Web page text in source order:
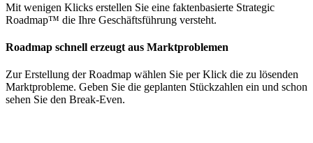
Mit wenigen Klicks erstellen Sie eine faktenbasierte Strategic
Roadmap™ die Ihre Geschäftsführung versteht.
Roadmap schnell erzeugt aus Marktproblemen
Zur Erstellung der Roadmap wählen Sie per Klick die zu lösenden
Marktprobleme. Geben Sie die geplanten Stückzahlen ein und schon
sehen Sie den Break-Even.